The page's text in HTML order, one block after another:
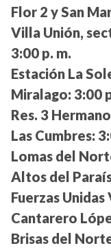
Flor 2 y San
Villa Unión,
3:00 p. m.
Estación La
Miralago: 3:00
Res. 3
Las Cumbres:
Lomas del
Altos del
Fuerzas Unidas
Cantarero
Brisas del